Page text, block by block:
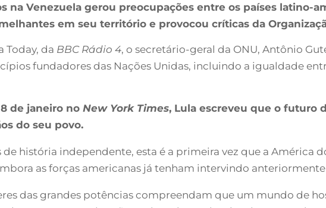
na Venezuela gerou preocupações entre os países latino-
em seu território e provocou críticas da
Today, da BBC Rádio 4, o secretário-geral da ONU, Antônio
fundadores das Nações Unidas, incluindo a igualdade
de janeiro no New York Times, Lula escreveu que o futuro
do seu povo.
de história independente, esta é a primeira vez que a América
as forças americanas já tenham intervindo
das grandes potências compreendam que um mundo de